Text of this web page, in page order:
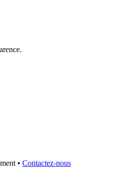
• Contactez-nous